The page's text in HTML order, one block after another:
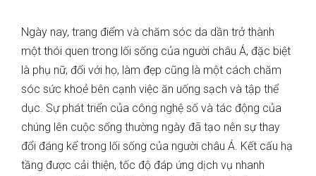
Ngày nay, trang điểm và chăm sóc da dần trở thành
một thói quen trong lối sống của người châu Á, đặc biệt
là phụ nữ, đối với họ, làm đẹp cũng là một cách chăm
sóc sức khoẻ bên cạnh việc ăn uống sạch và tập thể
dục. Sự phát triển của công nghệ số và tác động của
chúng lên cuộc sống thường ngày đã tạo nên sự thay
đổi đáng kể trong lối sống của người châu Á. Kết cấu hạ
tầng được cải thiện, tốc độ đáp ứng dịch vụ nhanh